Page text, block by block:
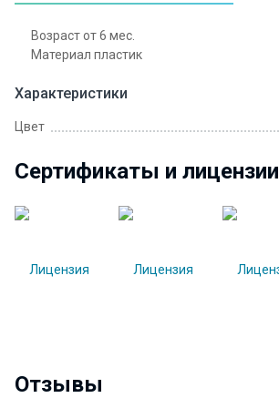
Возраст от 6 мес.
Материал пластик
Характеристики
Цвет
Сертификаты и лицензии
Отзывы